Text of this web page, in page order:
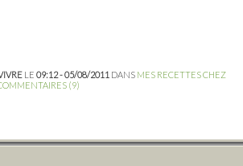
LE 09:12 - 05/08/2011 DANS MES RECETTES CHEZ
(9)